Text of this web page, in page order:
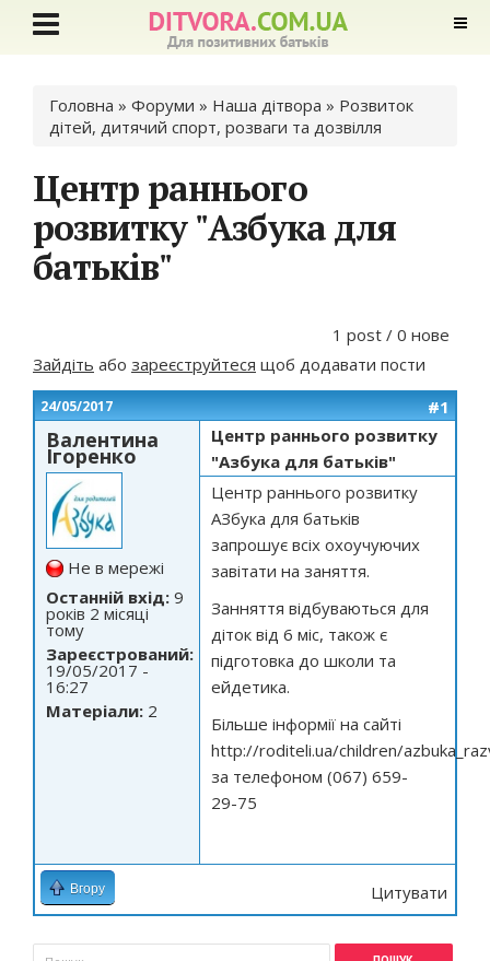
Ви є тут
Головна » Форуми » Наша дітвора » Розвиток
дітей, дитячий спорт, розваги та дозвілля
Центр раннього
розвитку "Азбука для
батьків"
1 post / 0 нове
Зайдіть або зареєструйтеся щоб додавати пости
24/05/2017 #1
Валентина
Ігоренко
Не в мережі
Останній вхід: 9
років 2 місяці
тому
Зареєстрований:
19/05/2017 -
16:27
Матеріали: 2
Центр раннього розвитку
"Азбука для батьків"
Центр раннього розвитку
АЗбука для батьків
запрошує всіх охоучуючих
завітати на заняття.
Занняття відбуваються для
діток від 6 міс, також є
підготовка до школи та
ейдетика.
Більше інформії на сайті
http://roditeli.ua/children/
за телефоном (067) 659-
29-75
Вгору Цитувати
Пошук